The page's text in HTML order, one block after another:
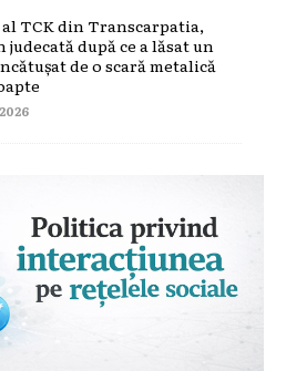
TCK din Transcarpatia,
după ce a lăsat un
de o scară metalică